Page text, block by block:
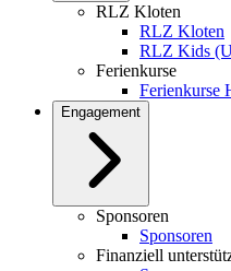
RLZ Kloten
RLZ Kloten
RLZ Kids
Ferienkurse
Ferienkurse
Engagement
Sponsoren
Sponsoren
Finanziell